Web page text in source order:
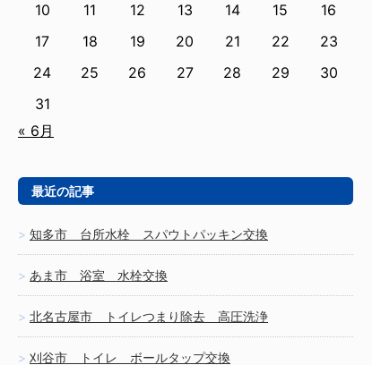
10
11 12 13 14 15
16
17
18 19 20 21 22
23
24
25 26 27 28 29
30
31
« 6月
最近の記事
知多市 台所水栓 スパウトパッキン交換
あま市 浴室 水栓交換
北名古屋市 トイレつまり除去 高圧洗浄
刈谷市 トイレ ボールタップ交換